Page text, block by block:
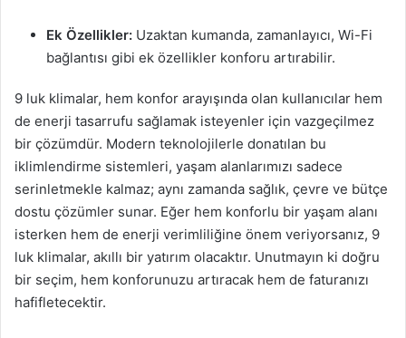
Ek Özellikler: Uzaktan kumanda, zamanlayıcı, Wi-Fi
bağlantısı gibi ek özellikler konforu artırabilir.
9 luk klimalar, hem konfor arayışında olan kullanıcılar hem
de enerji tasarrufu sağlamak isteyenler için vazgeçilmez
bir çözümdür. Modern teknolojilerle donatılan bu
iklimlendirme sistemleri, yaşam alanlarımızı sadece
serinletmekle kalmaz; aynı zamanda sağlık, çevre ve bütçe
dostu çözümler sunar. Eğer hem konforlu bir yaşam alanı
isterken hem de enerji verimliliğine önem veriyorsanız, 9
luk klimalar, akıllı bir yatırım olacaktır. Unutmayın ki doğru
bir seçim, hem konforunuzu artıracak hem de faturanızı
hafifletecektir.